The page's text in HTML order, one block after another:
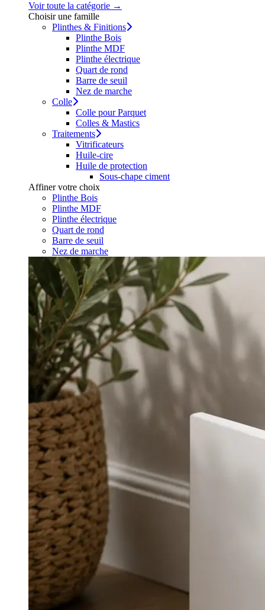
Voir toute la catégorie →
Choisir une famille
Plinthes & Finitions
Plinthe Bois
Plinthe MDF
Plinthe électrique
Quart de rond
Barre de seuil
Nez de marche
Colle
Colle pour Parquet
Colles & Mastics
Traitements
Vitrificateurs
Huile-cire
Huile de protection
Sous-chape ciment
Affiner votre choix
Plinthe Bois
Plinthe MDF
Plinthe électrique
Quart de rond
Barre de seuil
Nez de marche